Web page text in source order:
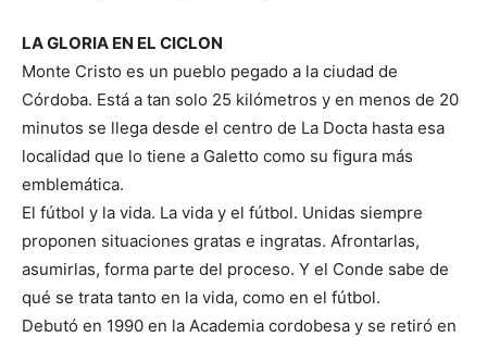
LA GLORIA EN EL CICLON
Monte Cristo es un pueblo pegado a la ciudad de
Córdoba. Está a tan solo 25 kilómetros y en menos de 20
minutos se llega desde el centro de La Docta hasta esa
localidad que lo tiene a Galetto como su figura más
emblemática.
El fútbol y la vida. La vida y el fútbol. Unidas siempre
proponen situaciones gratas e ingratas. Afrontarlas,
asumirlas, forma parte del proceso. Y el Conde sabe de
qué se trata tanto en la vida, como en el fútbol.
Debutó en 1990 en la Academia cordobesa y se retiró en